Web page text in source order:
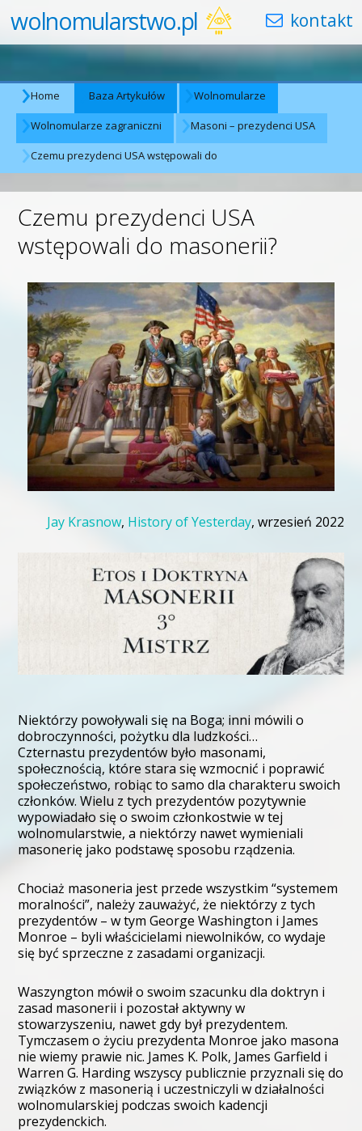
wolnomularstwo.pl
Home Baza Artykułów Wolnomularze
Wolnomularze zagraniczni Masoni – prezydenci USA
Czemu prezydenci USA wstępowali do
Czemu prezydenci USA
wstępowali do masonerii?
Jay Krasnow, History of Yesterday, wrzesień 2022
Niektórzy powoływali się na Boga; inni mówili o
dobroczynności, pożytku dla ludzkości…
Czternastu prezydentów było masonami,
społecznością, które stara się wzmocnić i poprawić
społeczeństwo, robiąc to samo dla charakteru swoich
członków. Wielu z tych prezydentów pozytywnie
wypowiadało się o swoim członkostwie w tej
wolnomularstwie, a niektórzy nawet wymieniali
masonerię jako podstawę sposobu rządzenia.
Chociaż masoneria jest przede wszystkim “systemem
moralności”, należy zauważyć, że niektórzy z tych
prezydentów – w tym George Washington i James
Monroe – byli właścicielami niewolników, co wydaje
się być sprzeczne z zasadami organizacji.
Waszyngton mówił o swoim szacunku dla doktryn i
zasad masonerii i pozostał aktywny w
stowarzyszeniu, nawet gdy był prezydentem.
Tymczasem o życiu prezydenta Monroe jako masona
nie wiemy prawie nic. James K. Polk, James Garfield i
Warren G. Harding wszyscy publicznie przyznali się do
związków z masonerią i uczestniczyli w działalności
wolnomularskiej podczas swoich kadencji
prezydenckich.